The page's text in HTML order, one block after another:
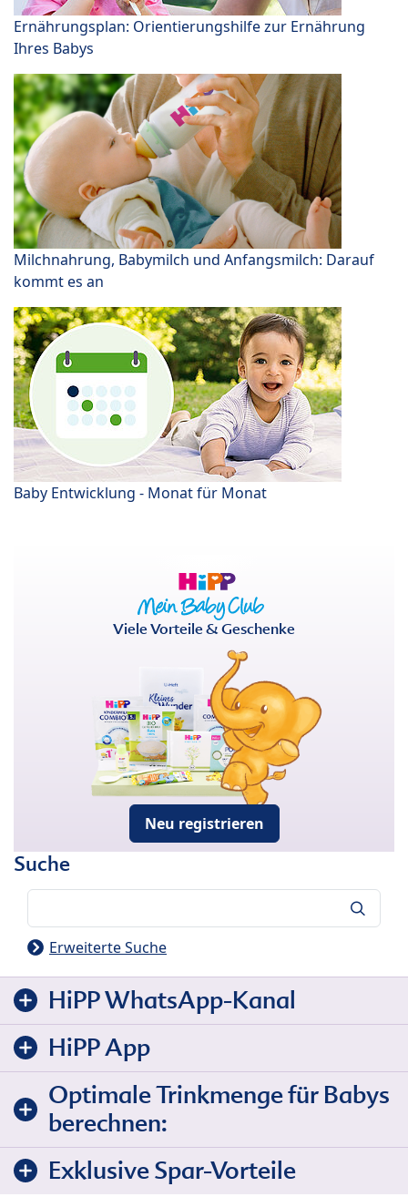
Ernährungsplan: Orientierungshilfe zur Ernährung
Ihres Babys
Milchnahrung, Babymilch und Anfangsmilch: Darauf
kommt es an
Baby Entwicklung - Monat für Monat
Viele Vorteile & Geschenke
Neu registrieren
Suche
Erweiterte Suche
HiPP WhatsApp-Kanal
HiPP App
Optimale Trinkmenge für Babys
berechnen:
Exklusive Spar-Vorteile